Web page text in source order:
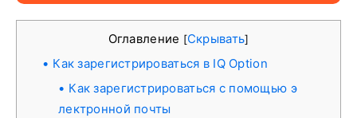
Оглавление [Скрывать]
Как зарегистрироваться в IQ Option
Как зарегистрироваться с помощью э
лектронной почты